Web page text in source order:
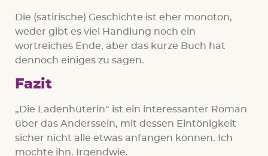
Die (satirische) Geschichte ist eher monoton,
weder gibt es viel Handlung noch ein
wortreiches Ende, aber das kurze Buch hat
dennoch einiges zu sagen.
Fazit
„Die Ladenhüterin“ ist ein interessanter Roman
über das Anderssein, mit dessen Eintönigkeit
sicher nicht alle etwas anfangen können. Ich
mochte ihn. Irgendwie.